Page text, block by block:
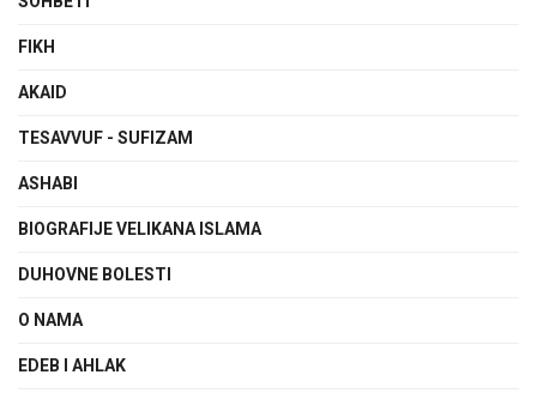
FIKH
AKAID
TESAVVUF - SUFIZAM
ASHABI
BIOGRAFIJE VELIKANA ISLAMA
DUHOVNE BOLESTI
O NAMA
EDEB I AHLAK